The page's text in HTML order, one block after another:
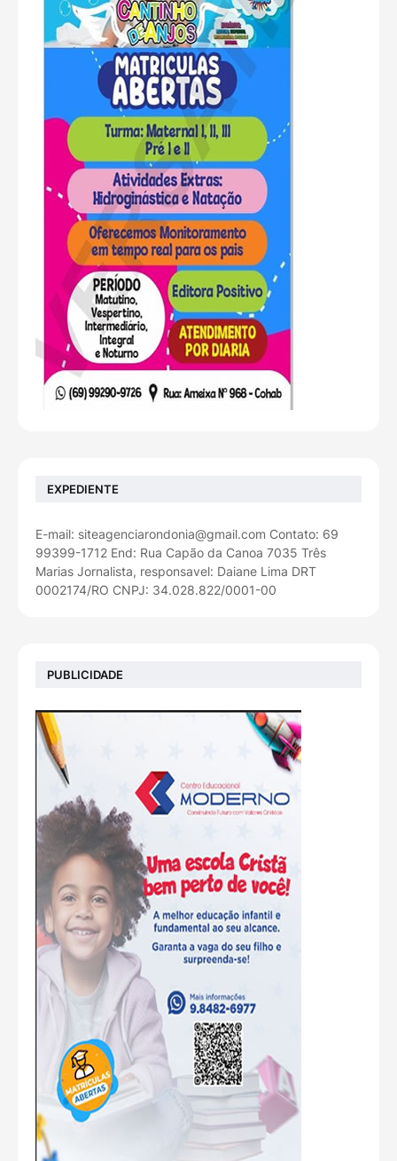
EXPEDIENTE
E-mail: siteagenciarondonia@gmail.com Contato: 69
99399-1712 End: Rua Capão da Canoa 7035 Três
Marias Jornalista, responsavel: Daiane Lima DRT
0002174/RO CNPJ: 34.028.822/0001-00
PUBLICIDADE